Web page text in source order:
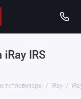
IRS
тепловизоры iRay